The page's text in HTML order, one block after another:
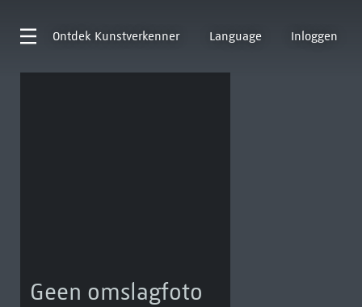
Ontdek Kunstverkenner Language Inloggen
Geen omslagfoto